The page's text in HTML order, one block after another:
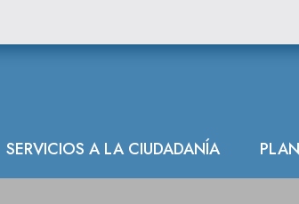
SERVICIOS A LA CIUDADANÍA